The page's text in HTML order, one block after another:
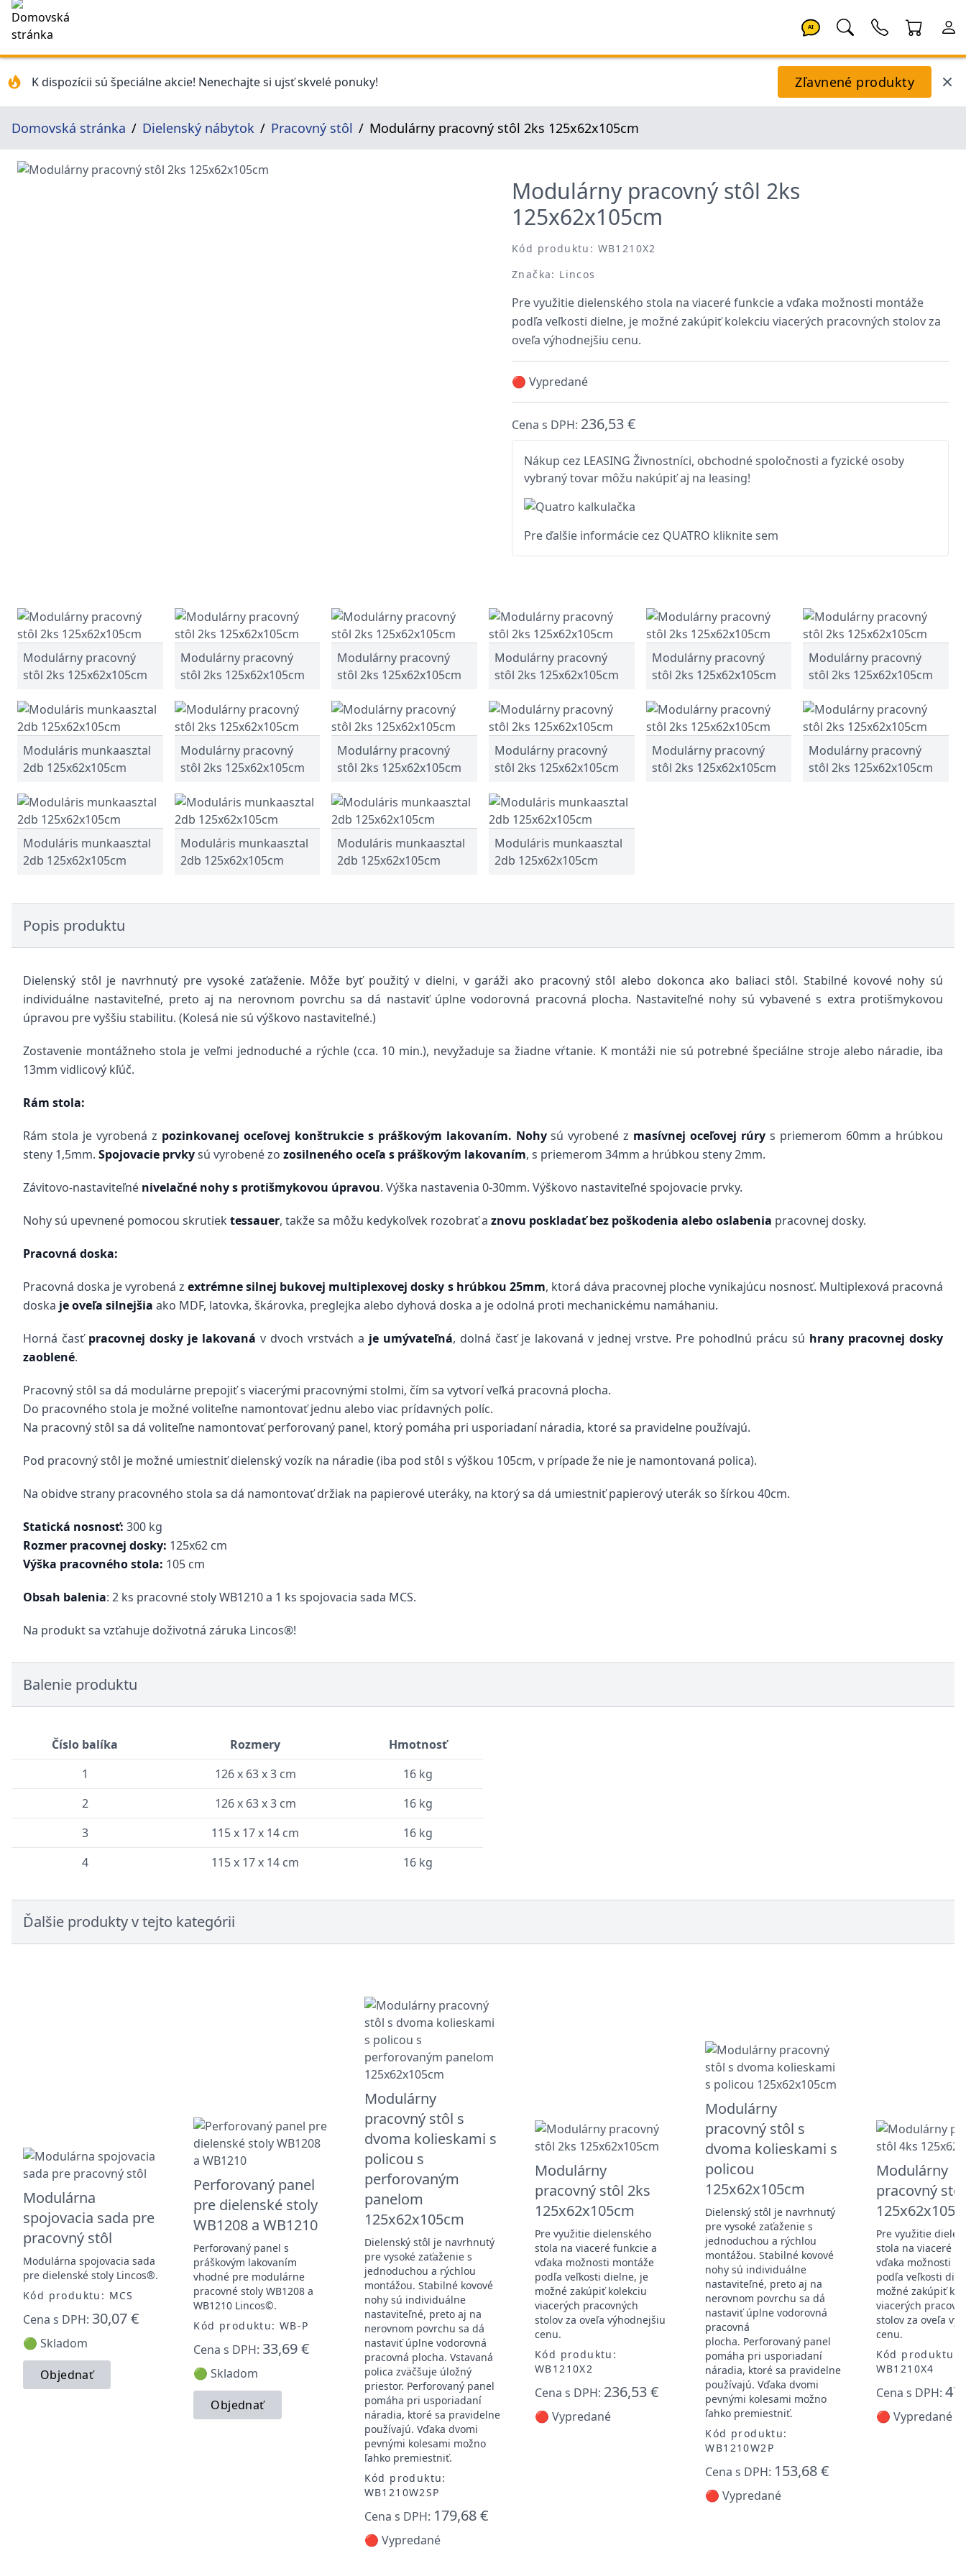
AI
K dispozícii sú špeciálne akcie! Nenechajte si ujsť skvelé ponuky! Zľavnené produkty
Domovská stránka Dielenský nábytok Pracovný stôl Modulárny pracovný stôl 2ks 125x62x105cm
Modulárny pracovný stôl 2ks
125x62x105cm
Kód produktu: WB1210X2
Značka: Lincos
Pre využitie dielenského stola na viaceré funkcie a vďaka možnosti montáže
podľa veľkosti dielne, je možné zakúpiť kolekciu viacerých pracovných stolov za
oveľa výhodnejšiu cenu.
🔴 Vypredané
Cena s DPH: 236,53 €
Nákup cez LEASING Živnostníci, obchodné spoločnosti a fyzické osoby
vybraný tovar môžu nakúpiť aj na leasing!
Pre ďalšie informácie cez QUATRO kliknite sem
Modulárny pracovný
stôl 2ks 125x62x105cm
Modulárny pracovný
stôl 2ks 125x62x105cm
Modulárny pracovný
stôl 2ks 125x62x105cm
Modulárny pracovný
stôl 2ks 125x62x105cm
Modulárny pracovný
stôl 2ks 125x62x105cm
Modulárny pracovný
stôl 2ks 125x62x105cm
Moduláris munkaasztal
2db 125x62x105cm
Modulárny pracovný
stôl 2ks 125x62x105cm
Modulárny pracovný
stôl 2ks 125x62x105cm
Modulárny pracovný
stôl 2ks 125x62x105cm
Modulárny pracovný
stôl 2ks 125x62x105cm
Modulárny pracovný
stôl 2ks 125x62x105cm
Moduláris munkaasztal
2db 125x62x105cm
Moduláris munkaasztal
2db 125x62x105cm
Moduláris munkaasztal
2db 125x62x105cm
Moduláris munkaasztal
2db 125x62x105cm
Popis produktu
Dielenský stôl je navrhnutý pre vysoké zaťaženie. Môže byť použitý v dielni, v garáži ako pracovný stôl alebo dokonca ako baliaci stôl. Stabilné kovové nohy sú
individuálne nastaviteľné, preto aj na nerovnom povrchu sa dá nastaviť úplne vodorovná pracovná plocha. Nastaviteľné nohy sú vybavené s extra protišmykovou
úpravou pre vyššiu stabilitu. (Kolesá nie sú výškovo nastaviteľné.)
Zostavenie montážneho stola je veľmi jednoduché a rýchle (cca. 10 min.), nevyžaduje sa žiadne vŕtanie. K montáži nie sú potrebné špeciálne stroje alebo náradie, iba
13mm vidlicový kľúč.
Rám stola:
Rám stola je vyrobená z pozinkovanej oceľovej konštrukcie s práškovým lakovaním. Nohysú vyrobené z masívnej oceľovej rúry s priemerom 60mm a hrúbkou
steny 1,5mm. Spojovacie prvkysú vyrobené zo zosilneného oceľa s práškovým lakovaním, s priemerom 34mm a hrúbkou steny 2mm.
Závitovo-nastaviteľné nivelačné nohy s protišmykovou úpravou. Výška nastavenia 0-30mm. Výškovo nastaviteľné spojovacie prvky.
Nohy sú upevnené pomocou skrutiek tessauer, takže sa môžu kedykoľvek rozobrať a znovu poskladať bez poškodenia alebo oslabenia pracovnej dosky.
Pracovná doska:
Pracovná doska je vyrobená zextrémne silnej bukovej multiplexovej dosky s hrúbkou 25mm, ktorá dáva pracovnej ploche vynikajúcu nosnosť. Multiplexová pracovná
doska je oveľa silnejšia ako MDF, latovka, škárovka, preglejka alebo dyhová doska a je odolná proti mechanickému namáhaniu.
Horná časť pracovnej dosky je lakovaná v dvoch vrstvách a je umývateľná, dolná časť je lakovaná v jednej vrstve. Pre pohodlnú prácu sú hrany pracovnej dosky
zaoblené.
Pracovný stôl sa dá modulárne prepojiť s viacerými pracovnými stolmi, čím sa vytvorí veľká pracovná plocha.
Do pracovného stola je možné voliteľne namontovať jednu alebo viac prídavných políc.
Na pracovný stôl sa dá voliteľne namontovať perforovaný panel, ktorý pomáha pri usporiadaní náradia, ktoré sa pravidelne používajú.
Pod pracovný stôl je možné umiestniť dielenský vozík na náradie (iba pod stôl s výškou 105cm, v prípade že nie je namontovaná polica).
Na obidve strany pracovného stola sa dá namontovať držiak na papierové uteráky, na ktorý sa dá umiestniť papierový uterák so šírkou 40cm.
Statická nosnosť: 300 kg
Rozmer pracovnej dosky: 125x62 cm
Výška pracovného stola: 105 cm
Obsah balenia: 2 ks pracovné stoly WB1210 a 1 ks spojovacia sada MCS.
Na produkt sa vzťahuje doživotná záruka Lincos®!
Balenie produktu
Číslo balíka Rozmery
Hmotnosť
1
126 x 63 x 3 cm
16 kg
2
126 x 63 x 3 cm
16 kg
3
115 x 17 x 14 cm
16 kg
4
115 x 17 x 14 cm 16 kg
Ďalšie produkty v tejto kategórii
Modulárna
spojovacia sada pre
pracovný stôl
Modulárna spojovacia sada
pre dielenské stoly Lincos®.
Kód produktu: MCS
Cena s DPH: 30,07 €
🟢 Skladom
Objednať
Perforovaný panel
pre dielenské stoly
WB1208 a WB1210
Perforovaný panel s
práškovým lakovaním
vhodné pre modulárne
pracovné stoly WB1208 a
WB1210 Lincos©.
Kód produktu: WB-P
Cena s DPH: 33,69 €
🟢 Skladom
Objednať
Modulárny
pracovný stôl s
dvoma kolieskami s
policou s
perforovaným
panelom
125x62x105cm
Dielenský stôl je navrhnutý
pre vysoké zaťaženie s
jednoduchou a rýchlou
montážou. Stabilné kovové
nohy sú individuálne
nastaviteľné, preto aj na
nerovnom povrchu sa dá
nastaviť úplne vodorovná
pracovná plocha. Vstavaná
polica zväčšuje úložný
priestor. Perforovaný panel
pomáha pri usporiadaní
náradia, ktoré sa pravidelne
používajú. Vďaka dvomi
pevnými kolesami možno
ľahko premiestniť.
Kód produktu:
WB1210W2SP
Cena s DPH: 179,68 €
🔴 Vypredané
Modulárny
pracovný stôl 2ks
125x62x105cm
Pre využitie dielenského
stola na viaceré funkcie a
vďaka možnosti montáže
podľa veľkosti dielne, je
možné zakúpiť kolekciu
viacerých pracovných
stolov za oveľa výhodnejšiu
cenu.
Kód produktu:
WB1210X2
Cena s DPH: 236,53 €
🔴 Vypredané
Modulárny
pracovný stôl s
dvoma kolieskami s
policou
125x62x105cm
Dielenský stôl je navrhnutý
pre vysoké zaťaženie s
jednoduchou a rýchlou
montážou. Stabilné kovové
nohy sú individuálne
nastaviteľné, preto aj na
nerovnom povrchu sa dá
nastaviť úplne vodorovná
pracovná
plocha. Perforovaný panel
pomáha pri usporiadaní
náradia, ktoré sa pravidelne
používajú. Vďaka dvomi
pevnými kolesami možno
ľahko premiestniť.
Kód produktu:
WB1210W2P
Cena s DPH: 153,68 €
🔴 Vypredané
Modulárny
pracovný
Pre využitie
stola na viaceré
vďaka možnosti
podľa veľkosti
možné zakúpiť
viacerých
stolov za oveľa
cenu.
Kód produktu:
WB1210X4
Cena s DPH:
🔴 Vypredané